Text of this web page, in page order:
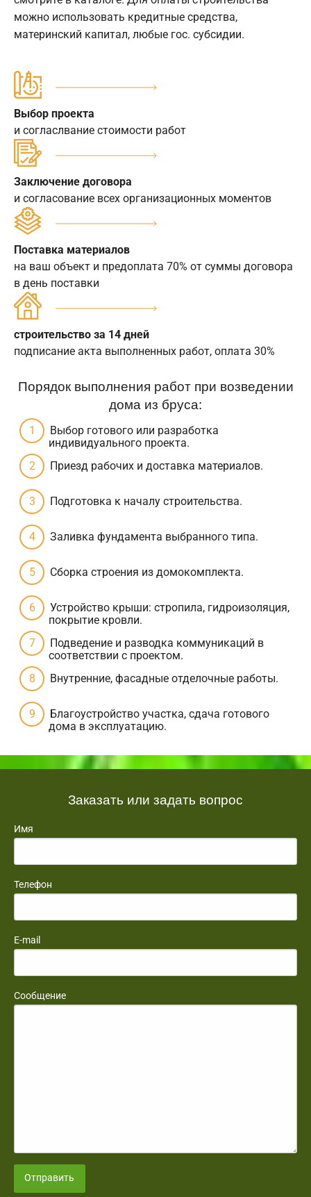
можно использовать кредитные средства,
материнский капитал, любые гос. субсидии.
Выбор проекта
и согласлвание стоимости работ
Заключение договора
и согласование всех организационных моментов
Поставка материалов
на ваш объект и предоплата 70% от суммы договора
в день поставки
строительство за 14 дней
подписание акта выполненных работ, оплата 30%
Порядок выполнения работ при возведении
дома из бруса:
Выбор готового или разработка
индивидуального проекта.
Приезд рабочих и доставка материалов.
Подготовка к началу строительства.
Заливка фундамента выбранного типа.
Сборка строения из домокомплекта.
Устройство крыши: стропила, гидроизоляция,
покрытие кровли.
Подведение и разводка коммуникаций в
соответствии с проектом.
Внутренние, фасадные отделочные работы.
Благоустройство участка, сдача готового
дома в эксплуатацию.
Заказать или задать вопрос
Имя
Телефон
E-mail
Сообщение
Отправить